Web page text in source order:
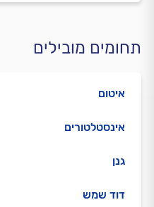
תחומים מובילים
איטום
אינסטלטורים
גנן
דוד שמש